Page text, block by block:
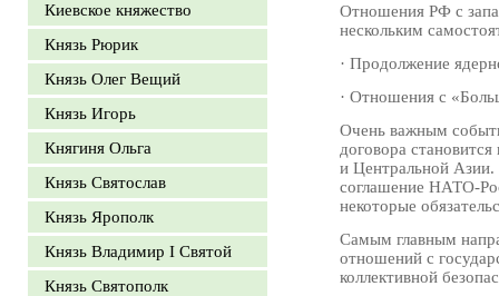
Киевское княжество
Князь Рюрик
Князь Олег Вещий
Князь Игорь
Княгиня Ольга
Князь Святослав
Князь Ярополк
Князь Владимир I Святой
Князь Святополк
Отношения РФ с
нескольким
· Продолжение
· Отношения с
Очень важным
договора
и Центральной
соглашение НАТО-
некоторые
Самым главным
отношений с
коллективной